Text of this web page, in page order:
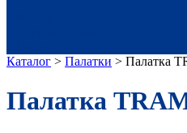
Каталог > Палатки > Палатка
Палатка